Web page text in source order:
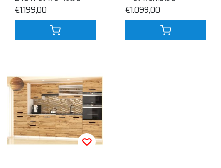
€1.199,00
€1.099,00